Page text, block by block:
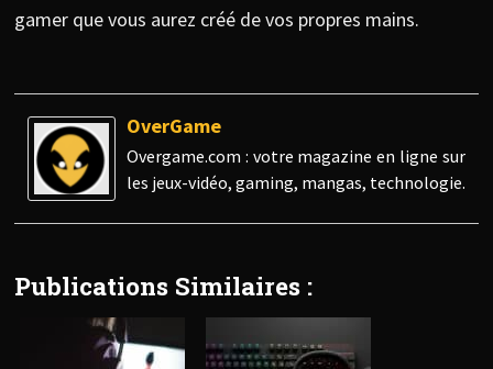
gamer que vous aurez créé de vos propres mains.
OverGame
Overgame.com : votre magazine en ligne sur
les jeux-vidéo, gaming, mangas, technologie.
Publications Similaires :